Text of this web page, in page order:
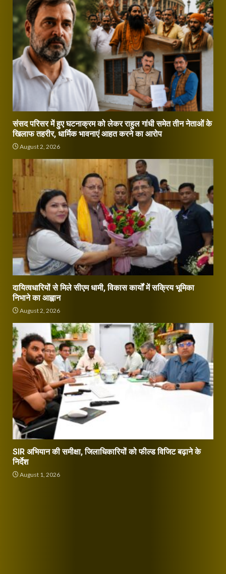
संसद परिसर में हुए घटनाक्रम को लेकर राहुल गांधी समेत तीन नेताओं के
खिलाफ तहरीर, धार्मिक भावनाएं आहत करने का आरोप
August 2, 2026
दायित्वधारियों से मिले सीएम धामी, विकास कार्यों में सक्रिय भूमिका
निभाने का आह्वान
August 2, 2026
SIR अभियान की समीक्षा, जिलाधिकारियों को फील्ड विजिट बढ़ाने के
निर्देश
August 1, 2026